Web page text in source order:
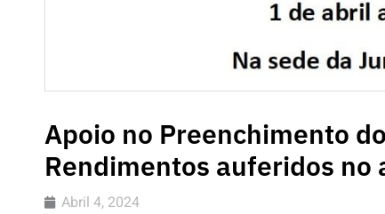
Apoio no Preenchimento
Rendimentos auferidos no
Abril 4, 2024